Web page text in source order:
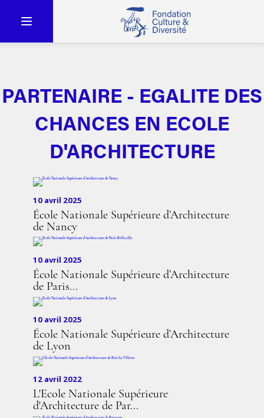
PARTENAIRE - EGALITE DES
CHANCES EN ECOLE
D'ARCHITECTURE
10 avril 2025
École Nationale Supérieure d’Architecture
de Nancy
10 avril 2025
École Nationale Supérieure d’Architecture
de Paris...
10 avril 2025
École Nationale Supérieure d’Architecture
de Lyon
12 avril 2022
L'Ecole Nationale Supérieure
d'Architecture de Par...